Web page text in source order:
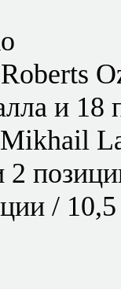
и 18
2
/ 10,5